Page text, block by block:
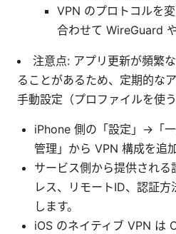
VPN のプロトコルを
合わせて WireGuard
注意点: アプリ更新が頻繁
ることがあるため、定期的な
手動設定（プロファイルを使う
iPhone 側の「設定」→「
管理」から VPN 構成を追加
サービス側から提供される
レス、リモートID、認証
します。
iOS のネイティブ VPN は